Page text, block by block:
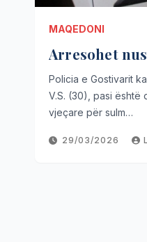
MAQEDONI
Arresohet
Policia e Gostivarit
V.S. (30), pasi është
vjeçare për sulm…
29/03/2026